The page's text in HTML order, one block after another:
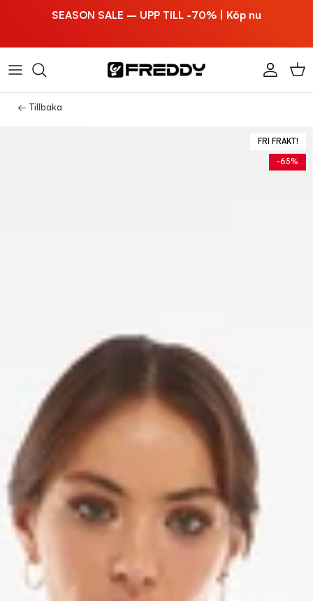
SEASON SALE – UPP TILL -70% | Köp nu
Konto
← Tillbaka
FRI FRAKT!
-65%